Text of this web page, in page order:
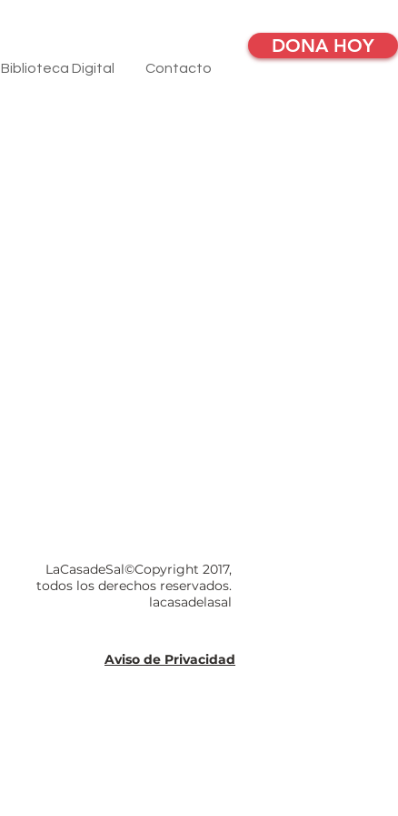
Biblioteca Digital Contacto
DONA HOY
LaCasadeSal©Copyright 2017,
todos los derechos reservados.
lacasadelasal
Aviso de Privacidad